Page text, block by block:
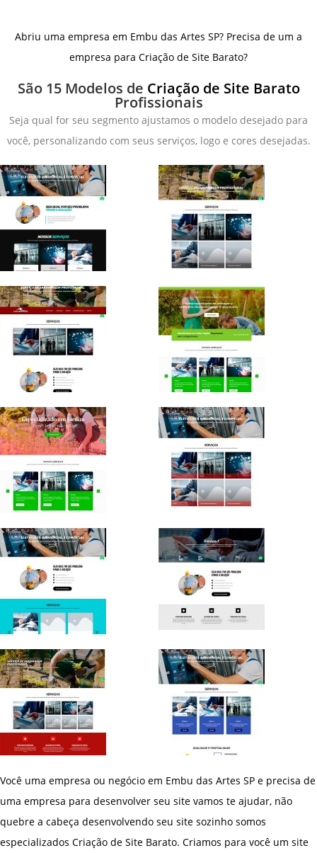
Abriu uma empresa em Embu das Artes SP? Precisa de um a
empresa para Criação de Site Barato?
São 15 Modelos de Criação de Site Barato
Profissionais
Seja qual for seu segmento ajustamos o modelo desejado para
você, personalizando com seus serviços, logo e cores desejadas.
Você uma empresa ou negócio em Embu das Artes SP e precisa de
uma empresa para desenvolver seu site vamos te ajudar, não
quebre a cabeça desenvolvendo seu site sozinho somos
especializados Criação de Site Barato. Criamos para você um site